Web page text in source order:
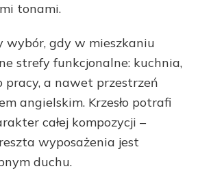
tonami.
wybór, gdy w mieszkaniu
strefy funkcjonalne: kuchnia,
pracy, a nawet przestrzeń
angielskim. Krzesło potrafi
całej kompozycji –
wyposażenia jest
duchu.